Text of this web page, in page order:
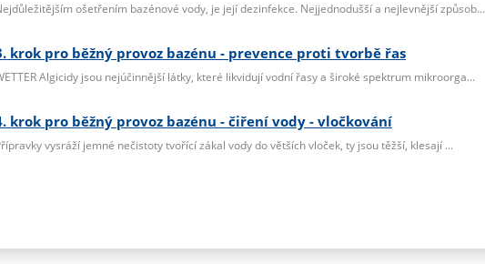
ošetřením bazénové vody, je její dezinfekce. Nejjednodušší a nejlevnější způsob...
krok pro běžný provoz bazénu - prevence proti tvorbě řas
Algicidy jsou nejúčinnější látky, které likvidují vodní řasy a široké spektrum mikroorga...
krok pro běžný provoz bazénu - čiření vody - vločkování
vysráží jemné nečistoty tvořící zákal vody do větších vloček, ty jsou těžší, klesají ...